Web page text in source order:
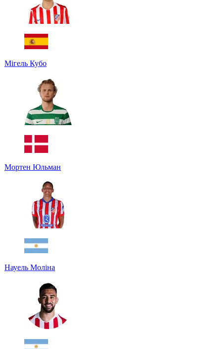
Мігель Кубо
Мортен Юльман
Науель Моліна